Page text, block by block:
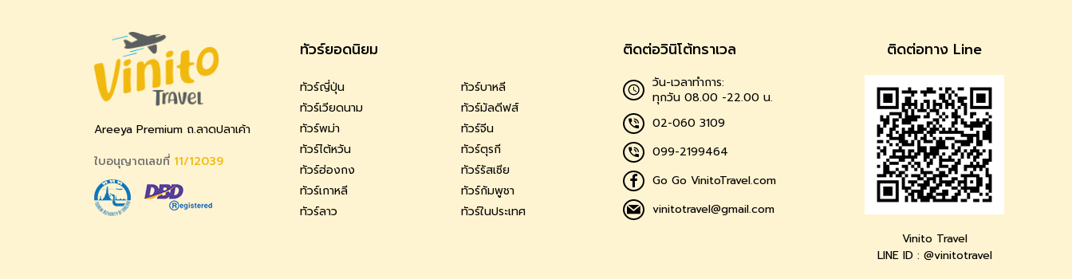
Areeya Premium ถ.ลาดปลาเค้า
ใบอนุญาตเลขที่ 11/12039
ทัวร์ยอดนิยม
ทัวร์ญี่ปุ่น
ทัวร์บาหลี
ทัวร์เวียดนาม
ทัวร์มัลดีฟส์
ทัวร์พม่า
ทัวร์จีน
ทัวร์ไต้หวัน
ทัวร์ตุรกี
ทัวร์ฮ่องกง
ทัวร์รัสเซีย
ทัวร์เกาหลี
ทัวร์กัมพูชา
ทัวร์ลาว
ทัวร์ในประเทศ
ติดต่อวินิโต้ทราเวล
วัน-เวลาทำการ:
ทุกวัน 08.00 -22.00 น.
02-060 3109
099-2199464
Go Go VinitoTravel.com
vinitotravel@gmail.com
ติดต่อทาง Line
Vinito Travel
LINE ID : @vinitotravel